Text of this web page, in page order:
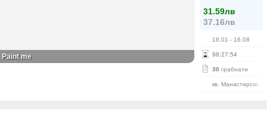
31.59лв
37.16лв
18.01 - 16.08
98:27:53
30 грабнати
кв. Манастирски
Paint me